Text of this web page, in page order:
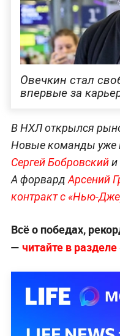
Овечкин стал
впервые за
В НХЛ открылся
Новые команды уже
Сергей Бобровскийи
А форвард Арсений
контракт с «Нью-
Всё о победах,
— читайте в